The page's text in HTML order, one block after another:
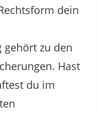
dein
zu den
Hast
du im